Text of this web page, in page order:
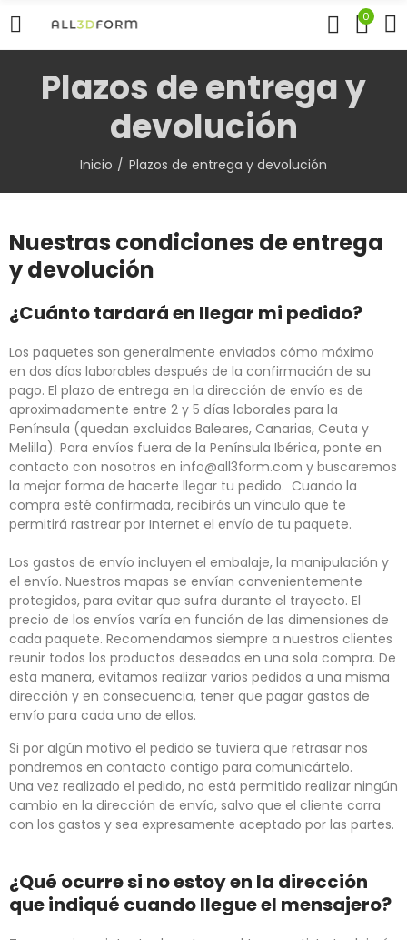
0
Plazos de entrega y
devolución
Inicio Plazos de entrega y devolución
Nuestras condiciones de entrega
y devolución
¿Cuánto tardará en llegar mi pedido?
Los paquetes son generalmente enviados cómo máximo
en dos días laborables después de la confirmación de su
pago. El plazo de entrega en la dirección de envío es de
aproximadamente entre 2 y 5 días laborales para la
Península (quedan excluidos Baleares, Canarias, Ceuta y
Melilla). Para envíos fuera de la Península Ibérica, ponte en
contacto con nosotros en info@all3form.com y buscaremos
la mejor forma de hacerte llegar tu pedido. Cuando la
compra esté confirmada, recibirás un vínculo que te
permitirá rastrear por Internet el envío de tu paquete.
Los gastos de envío incluyen el embalaje, la manipulación y
el envío. Nuestros mapas se envían convenientemente
protegidos, para evitar que sufra durante el trayecto. El
precio de los envíos varía en función de las dimensiones de
cada paquete. Recomendamos siempre a nuestros clientes
reunir todos los productos deseados en una sola compra. De
esta manera, evitamos realizar varios pedidos a una misma
dirección y en consecuencia, tener que pagar gastos de
envío para cada uno de ellos.
Si por algún motivo el pedido se tuviera que retrasar nos
pondremos en contacto contigo para comunicártelo.
Una vez realizado el pedido, no está permitido realizar ningún
cambio en la dirección de envío, salvo que el cliente corra
con los gastos y sea expresamente aceptado por las partes.
¿Qué ocurre si no estoy en la dirección
que indiqué cuando llegue el mensajero?